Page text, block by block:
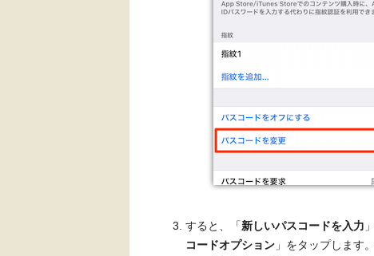
すると、「新しいパスコードを入力
コードオプション 」をタップします